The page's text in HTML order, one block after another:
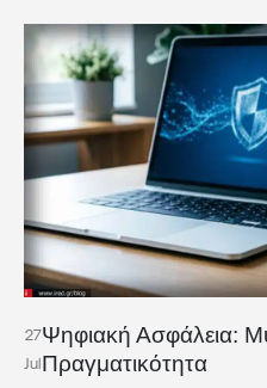
27
Jul
Ψηφιακή Ασφάλεια:
Πραγματικότητα